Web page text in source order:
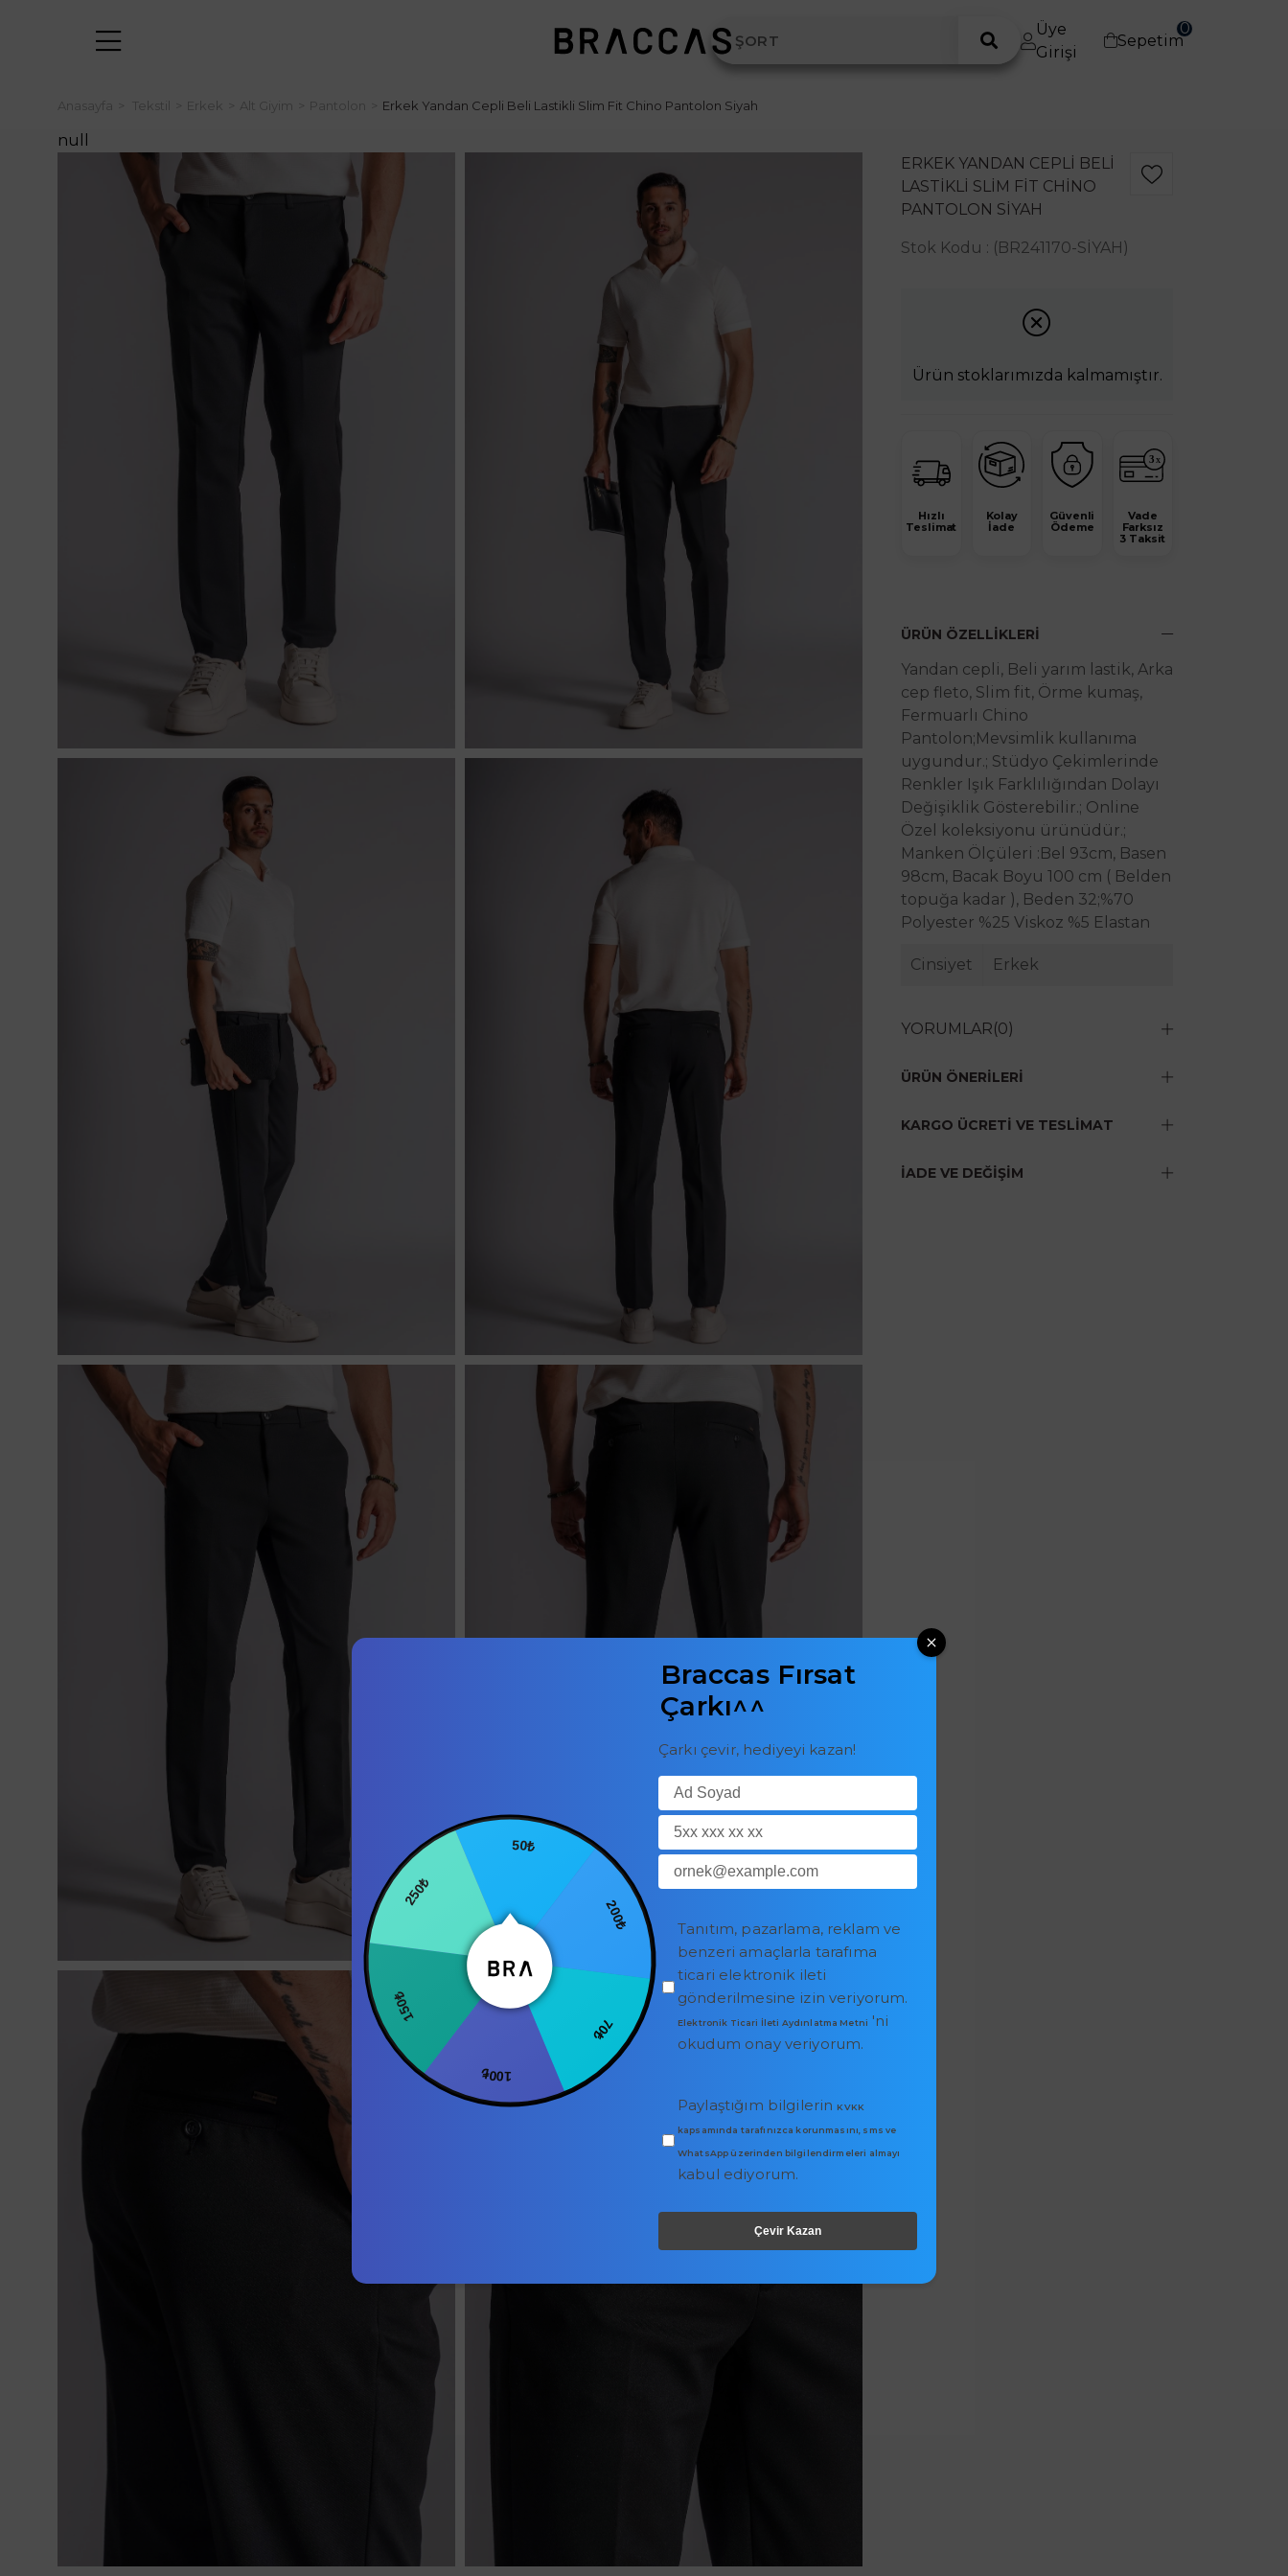
Üye
Girişi
Sepetim
0
Anasayfa Tekstil Erkek Alt Giyim Pantolon Erkek Yandan Cepli Beli Lastikli Slim Fit Chino Pantolon Siyah
null
ERKEK YANDAN CEPLI BELI
LASTIKLI SLIM FIT CHINO
PANTOLON SIYAH
Stok Kodu (BR241170-SİYAH)
Ürün stoklarımızda kalmamıştır.
Hızlı
Teslimat
Kolay
İade
Güvenli
Ödeme
Vade
Farksız
3 Taksit
ÜRÜN ÖZELLIKLERI
Yandan cepli, Beli yarım lastik, Arka
cep fleto, Slim fit, Örme kumaş,
Fermuarlı Chino
Pantolon;Mevsimlik kullanıma
uygundur.; Stüdyo Çekimlerinde
Renkler Işık Farklılığından Dolayı
Değişiklik Gösterebilir.; Online
Özel koleksiyonu ürünüdür.;
Manken Ölçüleri :Bel 93cm, Basen
98cm, Bacak Boyu 100 cm ( Belden
topuğa kadar ), Beden 32;%70
Polyester %25 Viskoz %5 Elastan
Cinsiyet Erkek
YORUMLAR(0)
ÜRÜN ÖNERILERI
KARGO ÜCRETI VE TESLIMAT
İADE VE DEĞIŞIM
50₺
200₺
100₺
150₺
250₺
Braccas Fırsat
Çarkı^^
Çarkı çevir, hediyeyi kazan!
Tanıtım, pazarlama, reklam ve
benzeri amaçlarla tarafıma
ticari elektronik ileti
gönderilmesine izin veriyorum.
Elektronik Ticari İleti Aydınlatma Metni 'ni
okudum onay veriyorum.
Paylaştığım bilgilerinKVKK
kapsamında tarafınızca korunmasını, sms ve
WhatsApp üzerinden bilgilendirmeleri almayı
kabul ediyorum.
Çevir Kazan